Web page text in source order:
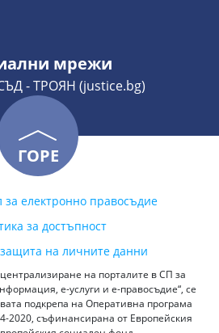
мрежи
- ТРОЯН (justice.bg)
ГОРЕ
за електронно правосъдие
за достъпност
на личните данни
на порталите в СП за
е-услуги и е-правосъдие“, се
подкрепа на Оперативна програма
2020, съфинансирана от Европейския